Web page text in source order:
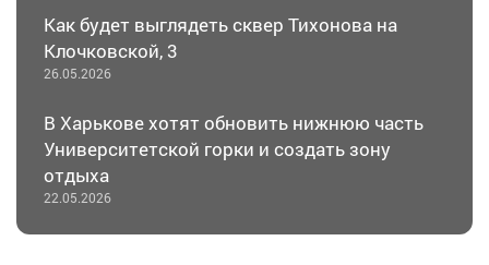
Как будет выглядеть сквер Тихонова на
Клочковской, 3
26.05.2026
В Харькове хотят обновить нижнюю часть
Университетской горки и создать зону
отдыха
22.05.2026